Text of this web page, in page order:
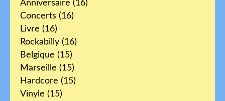
Anniversaire (16)
Concerts (16)
Livre (16)
Rockabilly (16)
Belgique (15)
Marseille (15)
Hardcore (15)
Vinyle (15)